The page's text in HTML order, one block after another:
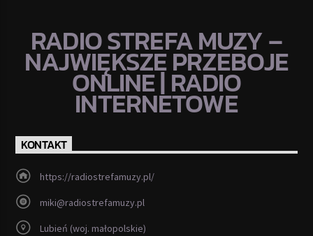
RADIO STREFA MUZY –
NAJWIĘKSZE PRZEBOJE
ONLINE | RADIO
INTERNETOWE
KONTAKT
https://radiostrefamuzy.pl/
miki@radiostrefamuzy.pl
Lubień (woj. małopolskie)